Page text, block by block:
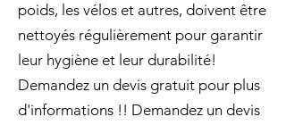
poids, les vélos et autres, doivent être
nettoyés régulièrement pour garantir
leur hygiène et leur durabilité!
Demandez un devis gratuit pour plus
d'informations !! Demandez un devis